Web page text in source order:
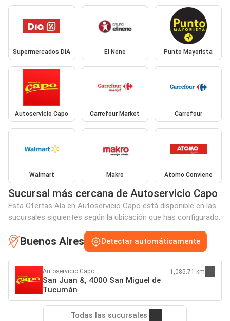
Supermercados DIA El Nene Punto Mayorista
Autoservicio Capo Carrefour Market Carrefour
Walmart Makro Atomo Conviene
Sucursal más cercana de Autoservicio Capo
Esta Ofertas Ala en Autoservicio Capo está disponible en las
sucursales siguientes según la ubicación que has configurado:
Buenos Aires Detectar automáticamente
Autoservicio Capo
San Juan &, 4000 San Miguel de
Tucumán
1,085.71 km
Todas las sucursales